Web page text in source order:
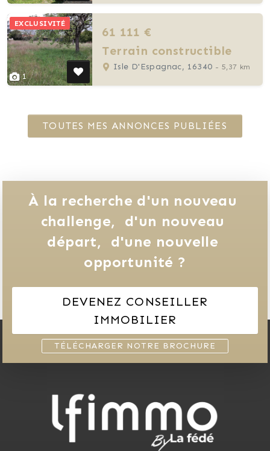
1
EXCLUSIVITÉ
61 111 €
Terrain constructible
Isle D'Espagnac, 16340 - 5,37 km
TOUTES MES ANNONCES PUBLIÉES
À la recherche d'un nouveau
challenge,
d'un nouveau
départ,
d'une nouvelle
opportunité ?
DEVENEZ CONSEILLER
IMMOBILIER
TÉLÉCHARGER NOTRE BROCHURE